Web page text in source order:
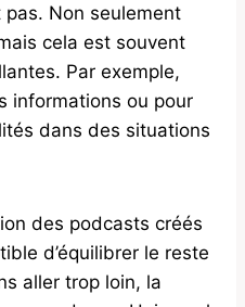
pas. Non seulement
cela est souvent
Par exemple,
informations ou pour
dans des situations
des podcasts créés
d’équilibrer le reste
aller trop loin, la